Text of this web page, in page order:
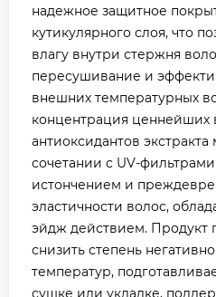
надежное защитное
кутикулярного слоя, что
влагу внутри стержня
пересушивание и
внешних температурных
концентрация ценнейших
антиоксидантов
сочетании с UV-
истончением и
эластичности волос,
эйдж действием. Продукт
снизить степень
температур,